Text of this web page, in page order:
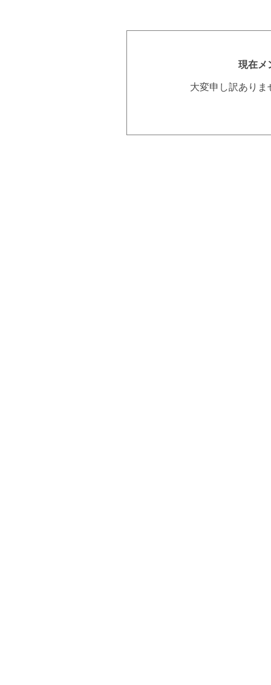
現在メ
大変申し訳あり